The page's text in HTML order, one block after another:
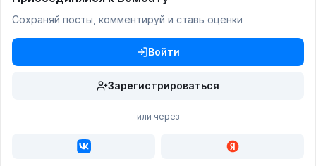
Сохраняй посты, комментируй и ставь оценки
Войти
Зарегистрироваться
или через